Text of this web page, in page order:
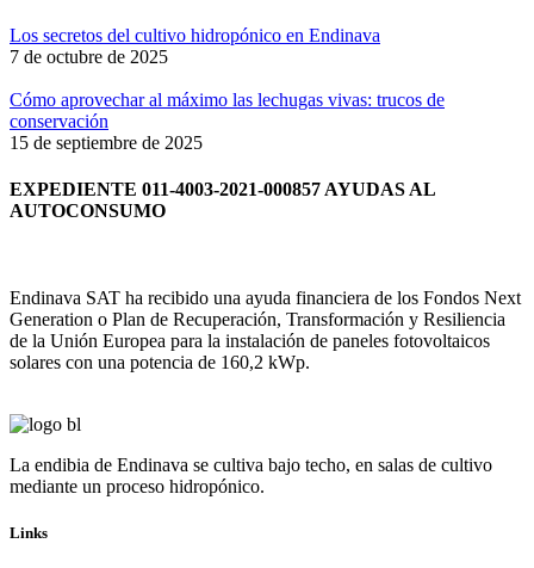
Los secretos del cultivo hidropónico en Endinava
7 de octubre de 2025
Cómo aprovechar al máximo las lechugas vivas: trucos de
conservación
15 de septiembre de 2025
EXPEDIENTE 011-4003-2021-000857 AYUDAS AL
AUTOCONSUMO
Endinava SAT ha recibido una ayuda financiera de los Fondos Next
Generation o Plan de Recuperación, Transformación y Resiliencia
de la Unión Europea para la instalación de paneles fotovoltaicos
solares con una potencia de 160,2 kWp.
La endibia de Endinava se cultiva bajo techo, en salas de cultivo
mediante un proceso hidropónico.
Links